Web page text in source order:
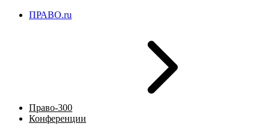
ПРАВО.ru
Право-300
Конференции